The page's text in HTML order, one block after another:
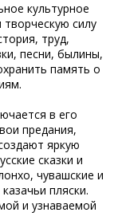
культурное
силу
труд,
песни, былины,
память о
в его
предания,
яркую
сказки и
чувашские и
пляски.
и узнаваемой